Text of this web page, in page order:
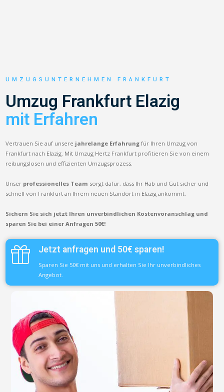
UMZUGSUNTERNEHMEN FRANKFURT
Umzug Frankfurt Elazig
mit Erfahren
Vertrauen Sie auf unsere jahrelange Erfahrung für Ihren Umzug von
Frankfurt nach Elazig. Mit Umzug Hertz Frankfurt profitieren Sie von einem
reibungslosen und effizienten Umzugsprozess.
Unser professionelles Team sorgt dafür, dass Ihr Hab und Gut sicher und
schnell von Frankfurt an Ihrem neuen Standort in Elazig ankommt.
Sichern Sie sich jetzt Ihren unverbindlichen Kostenvoranschlag und
sparen Sie bei einer Anfragen 50€!
Jetzt anfragen und 50€ sparen!
Sparen Sie 50€ mit uns und erhalten Sie Ihr unverbindliches
Angebot.